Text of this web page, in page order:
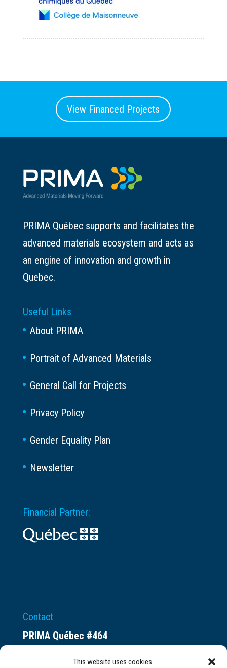
This website uses cookies.
View Financed Projects
PRIMA Québec supports and facilitates the
advanced materials ecosystem and acts as
an engine of innovation and growth in
Quebec.
Useful Links
About PRIMA
Portrait of Advanced Materials
General Call for Projects
Privacy Policy
Gender Equality Plan
Newsletter
Financial Partner:
Contact
PRIMA Québec #464